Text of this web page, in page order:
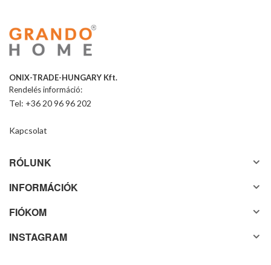
ONIX-TRADE-HUNGARY Kft.
Rendelés információ:
Tel: +36 20 96 96 202
Kapcsolat
RÓLUNK
INFORMÁCIÓK
FIÓKOM
INSTAGRAM